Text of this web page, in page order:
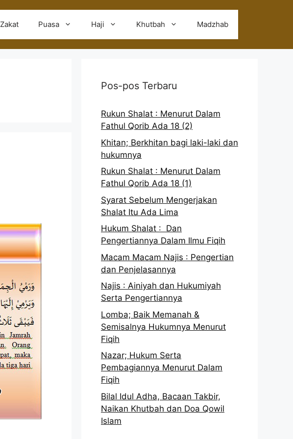
Zakat Puasa Haji Khutbah Madzhab
Pos-pos Terbaru
Rukun Shalat : Menurut Dalam
Fathul Qorib Ada 18 (2)
Khitan; Berkhitan bagi laki-laki dan
hukumnya
Rukun Shalat : Menurut Dalam
Fathul Qorib Ada 18 (1)
Syarat Sebelum Mengerjakan
Shalat Itu Ada Lima
Hukum Shalat : Dan
Pengertiannya Dalam Ilmu Fiqih
Macam Macam Najis : Pengertian
dan Penjelasannya
Najis : Ainiyah dan Hukumiyah
Serta Pengertiannya
Lomba; Baik Memanah &
Semisalnya Hukumnya Menurut
Fiqih
Nazar; Hukum Serta
Pembagiannya Menurut Dalam
Fiqih
Bilal Idul Adha, Bacaan Takbir,
Naikan Khutbah dan Doa Qowil
Islam